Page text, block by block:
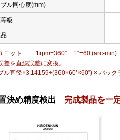
ル同心度(mm)
級
ニット : 1rpm=360° 1°=60’(arc-min)
差を直線誤差に変換。
ル直径×3.14159÷(360×60’×60”) × バック
決め精度検出 完成製品を一